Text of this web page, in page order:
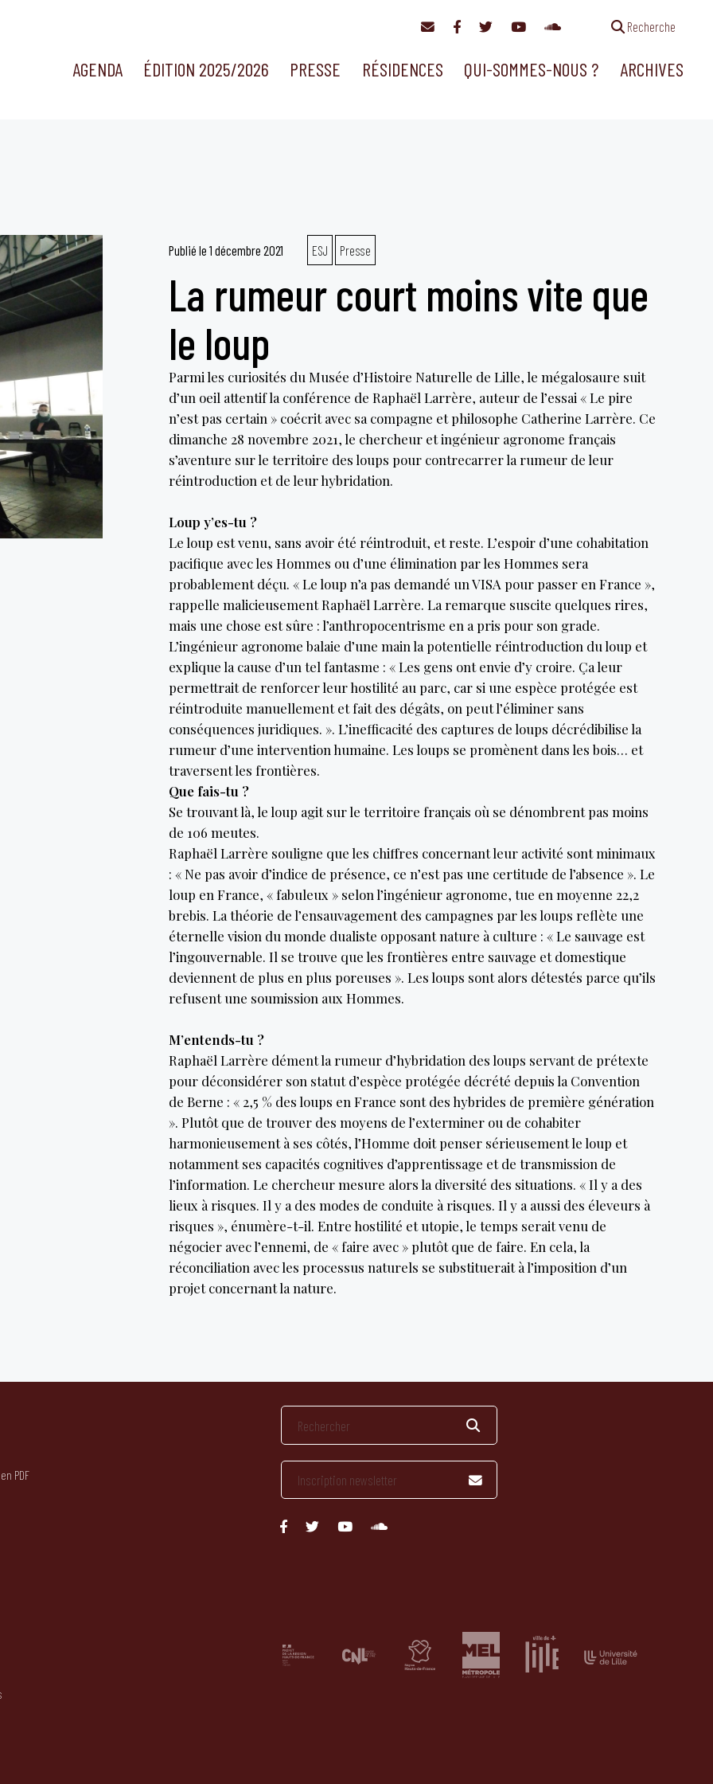
Recherche
AGENDA ÉDITION 2025/2026 PRESSE RÉSIDENCES QUI-SOMMES-NOUS ? ARCHIVES
Publié le1 décembre 2021 ESJ Presse
La rumeur court moins vite que
le loup
Parmi les curiosités du Musée d’Histoire Naturelle de Lille, le mégalosaure suit
d’un oeil attentif la conférence de Raphaël Larrère, auteur de l’essai « Le pire
n’est pas certain » coécrit avec sa compagne et philosophe Catherine Larrère. Ce
dimanche 28 novembre 2021, le chercheur et ingénieur agronome français
s’aventure sur le territoire des loups pour contrecarrer la rumeur de leur
réintroduction et de leur hybridation.
Loup y’es-tu ?
Le loup est venu, sans avoir été réintroduit, et reste. L’espoir d’une cohabitation
pacifique avec les Hommes ou d’une élimination par les Hommes sera
probablement déçu. « Le loup n’a pas demandé un VISA pour passer en France »,
rappelle malicieusement Raphaël Larrère. La remarque suscite quelques rires,
mais une chose est sûre : l’anthropocentrisme en a pris pour son grade.
L’ingénieur agronome balaie d’une main la potentielle réintroduction du loup et
explique la cause d’un tel fantasme : « Les gens ont envie d’y croire. Ça leur
permettrait de renforcer leur hostilité au parc, car si une espèce protégée est
réintroduite manuellement et fait des dégâts, on peut l’éliminer sans
conséquences juridiques. ». L’inefficacité des captures de loups décrédibilise la
rumeur d’une intervention humaine. Les loups se promènent dans les bois… et
traversent les frontières.
Que fais-tu ?
Se trouvant là, le loup agit sur le territoire français où se dénombrent pas moins
de 106 meutes.
Raphaël Larrère souligne que les chiffres concernant leur activité sont minimaux
: « Ne pas avoir d’indice de présence, ce n’est pas une certitude de l’absence ». Le
loup en France, « fabuleux » selon l’ingénieur agronome, tue en moyenne 22,2
brebis. La théorie de l’ensauvagement des campagnes par les loups reflète une
éternelle vision du monde dualiste opposant nature à culture : « Le sauvage est
l’ingouvernable. Il se trouve que les frontières entre sauvage et domestique
deviennent de plus en plus poreuses ». Les loups sont alors détestés parce qu’ils
refusent une soumission aux Hommes.
M’entends-tu ?
Raphaël Larrère dément la rumeur d’hybridation des loups servant de prétexte
pour déconsidérer son statut d’espèce protégée décrété depuis la Convention
de Berne : « 2,5 % des loups en France sont des hybrides de première génération
». Plutôt que de trouver des moyens de l’exterminer ou de cohabiter
harmonieusement à ses côtés, l’Homme doit penser sérieusement le loup et
notamment ses capacités cognitives d’apprentissage et de transmission de
l’information. Le chercheur mesure alors la diversité des situations. « Il y a des
lieux à risques. Il y a des modes de conduite à risques. Il y a aussi des éleveurs à
risques », énumère-t-il. Entre hostilité et utopie, le temps serait venu de
négocier avec l’ennemi, de « faire avec » plutôt que de faire. En cela, la
réconciliation avec les processus naturels se substituerait à l’imposition d’un
projet concernant la nature.
PDF